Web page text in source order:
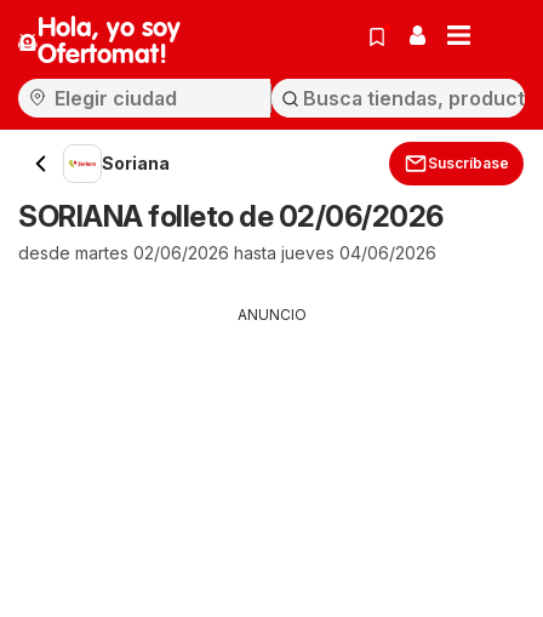
Hola, yo soy
Ofertomat!
Soriana Suscríbase
SORIANA folleto de 02/06/2026
desde martes 02/06/2026 hasta jueves 04/06/2026
ANUNCIO